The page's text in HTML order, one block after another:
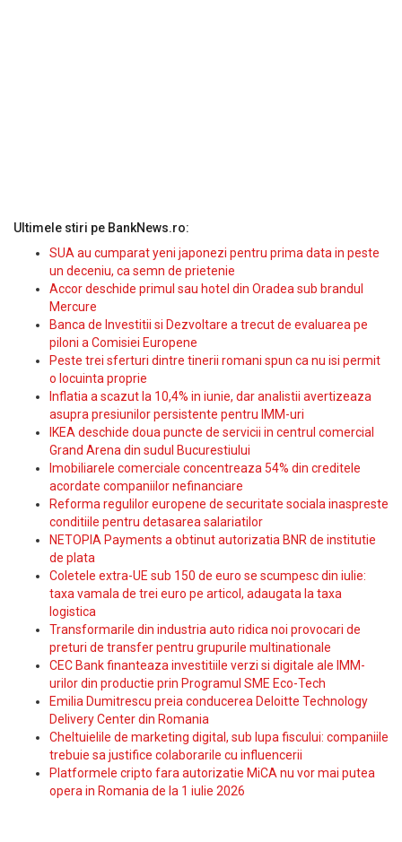
Ultimele stiri pe BankNews.ro:
SUA au cumparat yeni japonezi pentru prima data in peste
un deceniu, ca semn de prietenie
Accor deschide primul sau hotel din Oradea sub brandul
Mercure
Banca de Investitii si Dezvoltare a trecut de evaluarea pe
piloni a Comisiei Europene
Peste trei sferturi dintre tinerii romani spun ca nu isi permit
o locuinta proprie
Inflatia a scazut la 10,4% in iunie, dar analistii avertizeaza
asupra presiunilor persistente pentru IMM-uri
IKEA deschide doua puncte de servicii in centrul comercial
Grand Arena din sudul Bucurestiului
Imobiliarele comerciale concentreaza 54% din creditele
acordate companiilor nefinanciare
Reforma regulilor europene de securitate sociala inaspreste
conditiile pentru detasarea salariatilor
NETOPIA Payments a obtinut autorizatia BNR de institutie
de plata
Coletele extra-UE sub 150 de euro se scumpesc din iulie:
taxa vamala de trei euro pe articol, adaugata la taxa
logistica
Transformarile din industria auto ridica noi provocari de
preturi de transfer pentru grupurile multinationale
CEC Bank finanteaza investitiile verzi si digitale ale IMM-
urilor din productie prin Programul SME Eco-Tech
Emilia Dumitrescu preia conducerea Deloitte Technology
Delivery Center din Romania
Cheltuielile de marketing digital, sub lupa fiscului: companiile
trebuie sa justifice colaborarile cu influencerii
Platformele cripto fara autorizatie MiCA nu vor mai putea
opera in Romania de la 1 iulie 2026